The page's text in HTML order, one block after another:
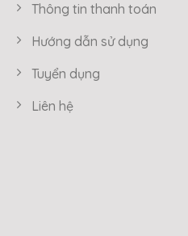
Thông tin thanh toán
Hướng dẫn sử dụng
Tuyển dụng
Liên hệ